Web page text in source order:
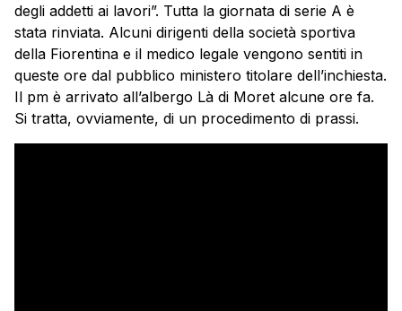
degli addetti ai lavori”. Tutta la giornata di serie A è
stata rinviata. Alcuni dirigenti della società sportiva
della Fiorentina e il medico legale vengono sentiti in
queste ore dal pubblico ministero titolare dell’inchiesta.
Il pm è arrivato all’albergo Là di Moret alcune ore fa.
Si tratta, ovviamente, di un procedimento di prassi.